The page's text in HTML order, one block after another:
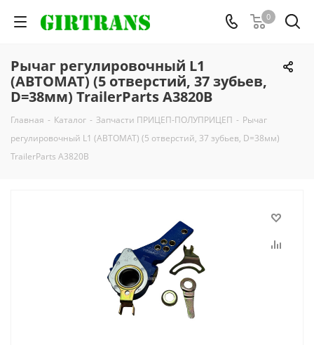
0
Рычаг регулировочный L1
(АВТОМАТ) (5 отверстий, 37 зубьев,
D=38мм) TrailerParts A3820B
Главная - Каталог - Запчасти ПРИЦЕП-ПОЛУПРИЦЕП - Рычаг
регулировочный L1 (АВТОМАТ) (5 отверстий, 37 зубьев, D=38мм)
TrailerParts A3820B